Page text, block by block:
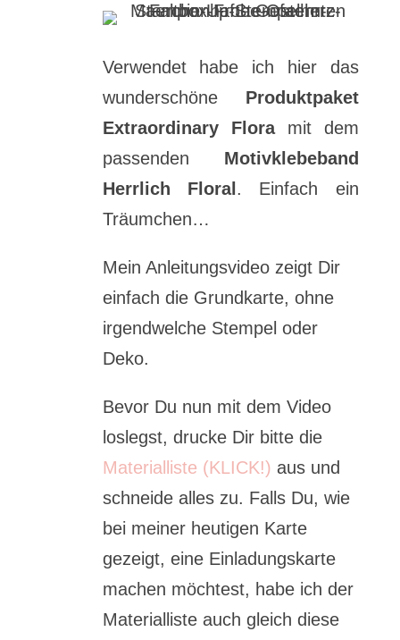
Verwendet habe ich hier das
wunderschöne Produktpaket
Extraordinary Floramit dem
passenden Motivklebeband
Herrlich Floral . Einfach ein
Träumchen…
Mein Anleitungsvideo zeigt Dir
einfach die Grundkarte, ohne
irgendwelche Stempel oder
Deko.
Bevor Du nun mit dem Video
loslegst, drucke Dir bitte die
Materialliste (KLICK!) aus und
schneide alles zu. Falls Du, wie
bei meiner heutigen Karte
gezeigt, eine Einladungskarte
machen möchtest, habe ich der
Materialliste auch gleich diese